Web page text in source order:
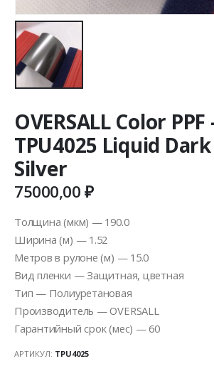
OVERSALL Color PPF
TPU4025 Liquid Dark
Silver
75000,00₽
Толщина (мкм) — 190.0
Ширина (м) — 1.52
Метров в рулоне (м) — 15.0
Вид пленки — Защитная, цветная
Тип — Полиуретановая
Производитель — OVERSALL
Гарантийный срок (мес) — 60
АРТИКУЛ: TPU4025